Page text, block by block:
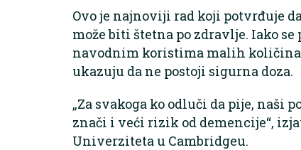
Ovo je najnoviji rad koji potvrđuje
može biti štetna po zdravlje. Iako
navodnim koristima malih
ukazuju da ne postoji sigurna doza.
„Za svakoga ko odluči da pije, naši
znači i veći rizik od demencije“,
Univerziteta u Cambridgeu.